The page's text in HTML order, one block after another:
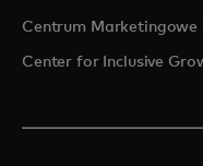
Centrum Marketingowe
Center for Inclusive